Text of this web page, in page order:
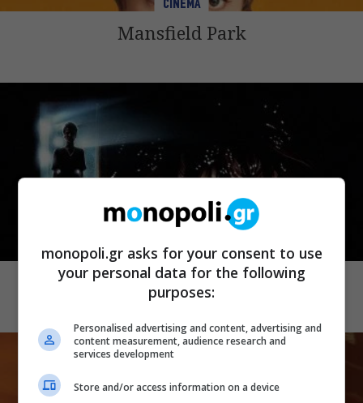
CINEMA
Mansfield Park
CINEMA
Demons 2
monopoli.gr asks for your consent to use
your personal data for the following
purposes:
Personalised advertising and content, advertising and
content measurement, audience research and
services development
Store and/or access information on a device